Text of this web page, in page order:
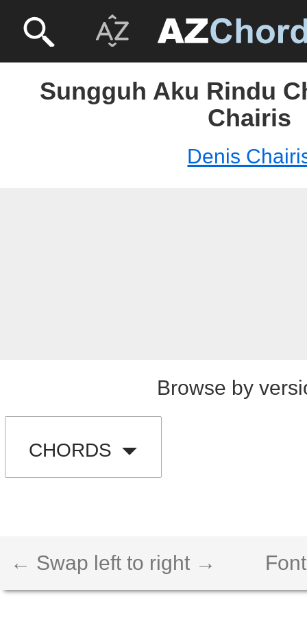
Sungguh Aku Rindu
Chairis
Denis
Browse by
CHORDS
← Swap left to right →